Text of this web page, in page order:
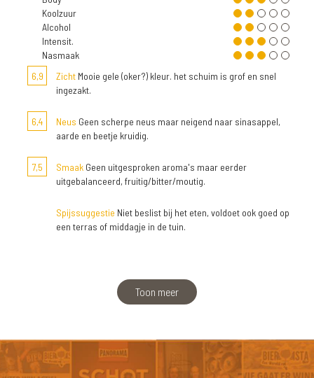
Koolzuur
Alcohol
Intensit.
Nasmaak
6,9
Zicht Mooie gele (oker?) kleur. het schuim is grof en snel
ingezakt.
6,4 Neus Geen scherpe neus maar neigend naar sinasappel,
aarde en beetje kruidig.
7,5 Smaak Geen uitgesproken aroma's maar eerder
uitgebalanceerd, fruitig/bitter/moutig.
Spijssuggestie Niet beslist bij het eten, voldoet ook goed op
een terras of middagje in de tuin.
Toon meer